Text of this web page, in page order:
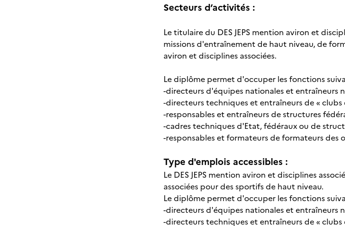
Secteurs d’activités :
Le titulaire du DES JEPS mention aviron et
missions d'entraînement de haut niveau, de
aviron et disciplines associées.
Le diplôme permet d'occuper les fonctions
-directeurs d'équipes nationales et entraîneurs
-directeurs techniques et entraîneurs de « clubs
-responsables et entraîneurs de structures
-cadres techniques d'Etat, fédéraux ou de
-responsables et formateurs de formateurs des
Type d'emplois accessibles :
Le DES JEPS mention aviron et disciplines
associées pour des sportifs de haut niveau.
Le diplôme permet d'occuper les fonctions
-directeurs d'équipes nationales et entraîneurs
-directeurs techniques et entraîneurs de « clubs